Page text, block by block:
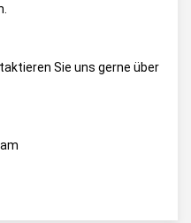
Sie uns gerne über